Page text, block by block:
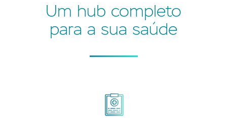
Um hub completo
para a sua saúde